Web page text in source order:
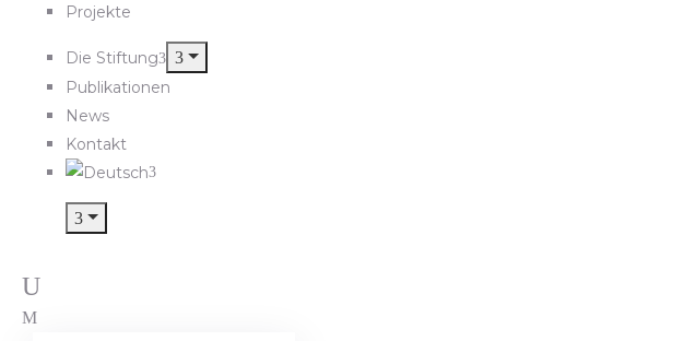
Projekte
Die Stiftung
Publikationen
News
Kontakt